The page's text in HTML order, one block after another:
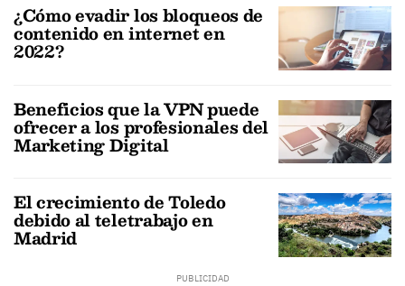
¿Cómo evadir los bloqueos de
contenido en internet en
2022?
Beneficios que la VPN puede
ofrecer a los profesionales del
Marketing Digital
El crecimiento de Toledo
debido al teletrabajo en
Madrid